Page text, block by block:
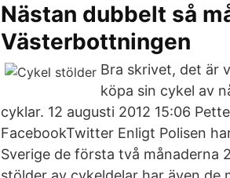
Nästan dubbelt så
Västerbottningen
Bra skrivet, det är
köpa sin cykel av
cyklar. 12 augusti 2012 15:06
FacebookTwitter Enligt Polisen
Sverige de första två månaderna